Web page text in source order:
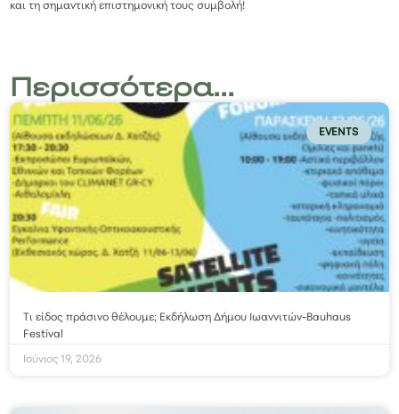
και τη σημαντική επιστημονική τους συμβολή!
Περισσότερα...
EVENTS
Τι είδος πράσινο θέλουμε; Εκδήλωση Δήμου Ιωαννιτών-Bauhaus
Festival
Ιούνιος 19, 2026